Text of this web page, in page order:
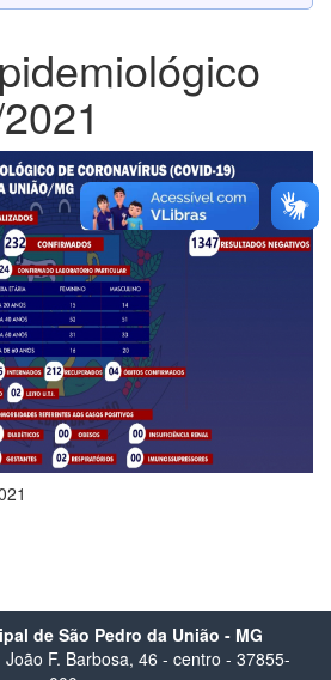
de São Pedro da União - MG
F. Barbosa, 46 - centro - 37855-